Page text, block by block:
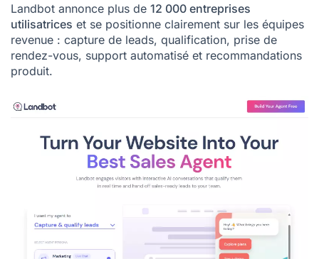
Landbot annonce plus de 12 000 entreprises
utilisatrices et se positionne clairement sur les équipes
revenue : capture de leads, qualification, prise de
rendez-vous, support automatisé et recommandations
produit.